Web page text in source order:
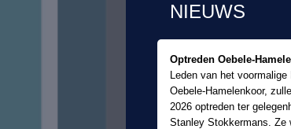
NIEUWS
Optreden Oebele-
Leden van het
Oebele-Hamelenkoor,
2026 optreden ter
Stanley Stokkermans. Ze